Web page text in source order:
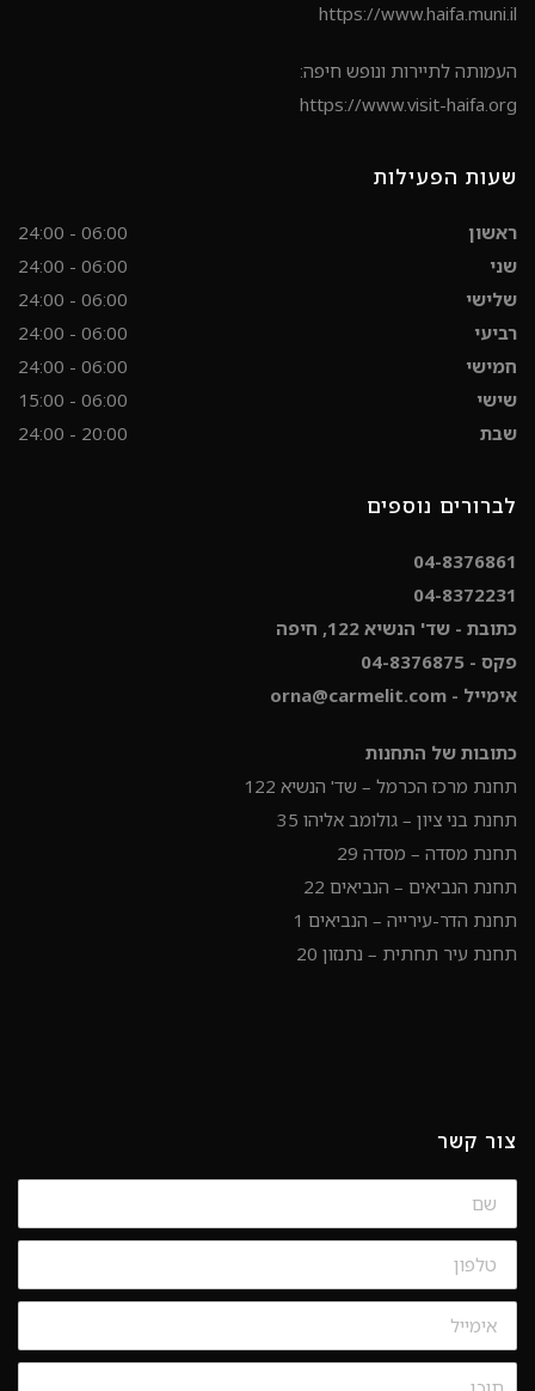
https://www.haifa.muni.il
העמותה לתיירות ונופש חיפה:
https://www.visit-haifa.org
שעות הפעילות
ראשון
06:00 - 24:00
שני
06:00 - 24:00
שלישי
06:00 - 24:00
רביעי
06:00 - 24:00
חמישי
06:00 - 24:00
שישי
06:00 - 15:00
שבת
20:00 - 24:00
לברורים נוספים
04-8376861
04-8372231
כתובת - שד' הנשיא 122, חיפה
פקס - 04-8376875
אימייל - orna@carmelit.com
כתובות של התחנות
תחנת מרכז הכרמל – שד' הנשיא 122
תחנת בני ציון – גולומב אליהו 35
תחנת מסדה – מסדה 29
תחנת הנביאים – הנביאים 22
תחנת הדר-עירייה – הנביאים 1
תחנת עיר תחתית – נתנזון 20
צור קשר
שם
טלפון
אימייל
תוכן